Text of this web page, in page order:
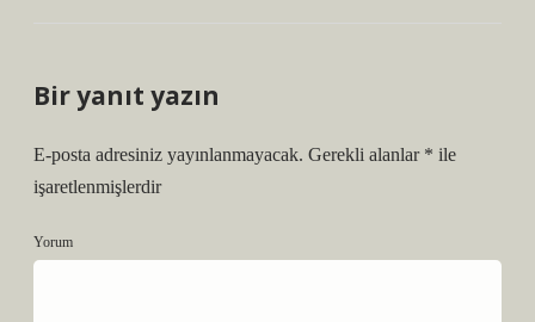
Bir yanıt yazın
E-posta adresiniz yayınlanmayacak. Gerekli alanlar * ile
işaretlenmişlerdir
Yorum